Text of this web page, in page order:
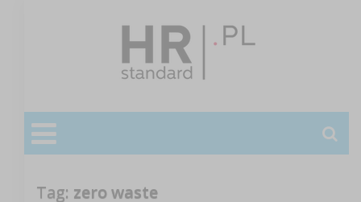
Tag: zero waste